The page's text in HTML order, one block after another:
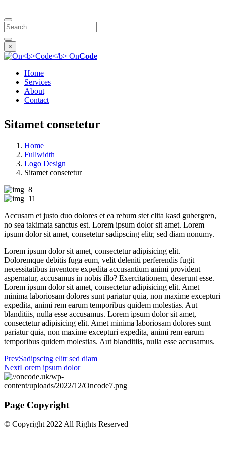
Search
×
OnCode
Home
Services
About
Contact
Sitamet consetetur
Home
Fullwidth
Logo Design
Sitamet consetetur
Accusam et justo duo dolores et ea rebum stet clita kasd gubergren,
no sea takimata sanctus est. Lorem ipsum dolor sit amet. Lorem
ipsum dolor sit amet, consetetur sadipscing elitr, sed diam nonumy.
Lorem ipsum dolor sit amet, consectetur adipisicing elit.
Doloremque debitis fuga eum, velit deleniti perferendis fugit
necessitatibus inventore expedita accusantium animi provident
aspernatur, accusamus in nobis illo? Exercitationem, deserunt esse.
Lorem ipsum dolor sit amet, consectetur adipisicing elit. Amet
minima laboriosam dolores sunt pariatur quia, non maxime excepturi
expedita, animi rem earum temporibus quidem molestias. Aut
blanditiis, nulla esse accusamus. Lorem ipsum dolor sit amet,
consectetur adipisicing elit. Amet minima laboriosam dolores sunt
pariatur quia, non maxime excepturi expedita, animi rem earum
temporibus quidem molestias. Aut blanditiis, nulla esse accusamus.
PrevSadipscing elitr sed diam
NextLorem ipsum dolor
Page Copyright
© Copyright 2022 All Rights Reserved